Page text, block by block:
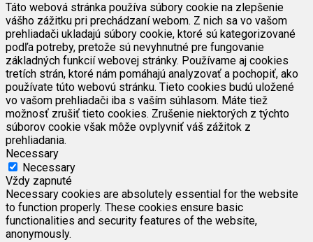
Táto webová stránka používa súbory cookie na zlepšenie
vášho zážitku pri prechádzaní webom. Z nich sa vo vašom
prehliadači ukladajú súbory cookie, ktoré sú kategorizované
podľa potreby, pretože sú nevyhnutné pre fungovanie
základných funkcií webovej stránky. Používame aj cookies
tretích strán, ktoré nám pomáhajú analyzovať a pochopiť, ako
používate túto webovú stránku. Tieto cookies budú uložené
vo vašom prehliadači iba s vaším súhlasom. Máte tiež
možnosť zrušiť tieto cookies. Zrušenie niektorých z týchto
súborov cookie však môže ovplyvniť váš zážitok z
prehliadania.
Necessary
Necessary
Vždy zapnuté
Necessary cookies are absolutely essential for the website
to function properly. These cookies ensure basic
functionalities and security features of the website,
anonymously.